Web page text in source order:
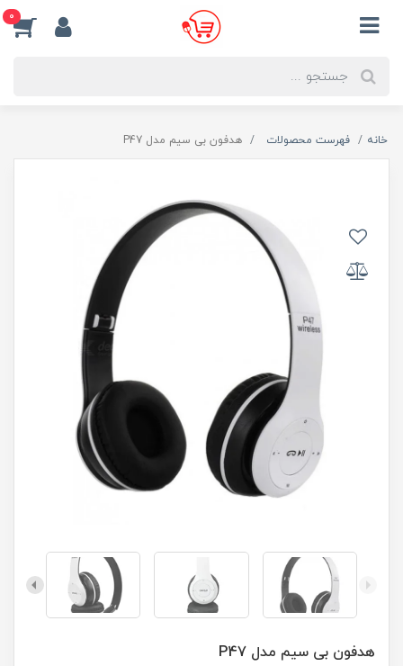
0
خانه فهرست محصولات هدفون بی سیم مدل P47
هدفون بی سیم مدل P47